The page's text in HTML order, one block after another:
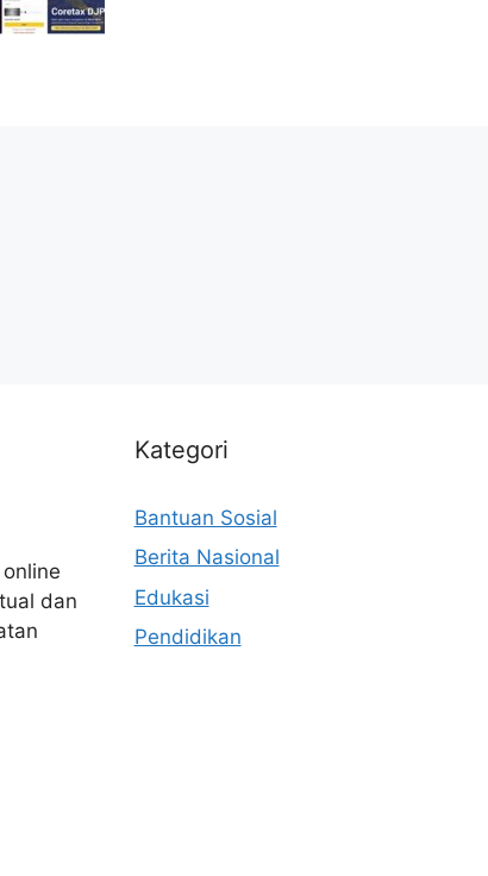
dan
Kategori
Bantuan Sosial
Berita Nasional
Edukasi
Pendidikan